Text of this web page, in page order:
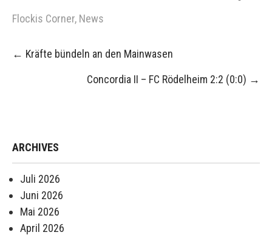
Flockis Corner, News
Post
← Kräfte bündeln an den Mainwasen
Concordia II – FC Rödelheim 2:2 (0:0) →
ARCHIVES
Juli 2026
Juni 2026
Mai 2026
April 2026